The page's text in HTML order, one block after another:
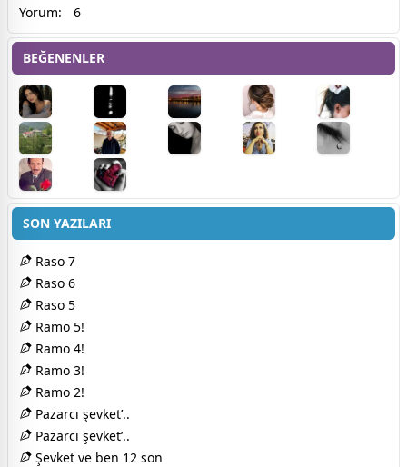
Yorum:
6
BEĞENENLER
SON YAZILARI
Raso 7
Raso 6
Raso 5
Ramo 5!
Ramo 4!
Ramo 3!
Ramo 2!
Pazarcı şevket’..
Pazarcı şevket’..
Şevket ve ben 12 son